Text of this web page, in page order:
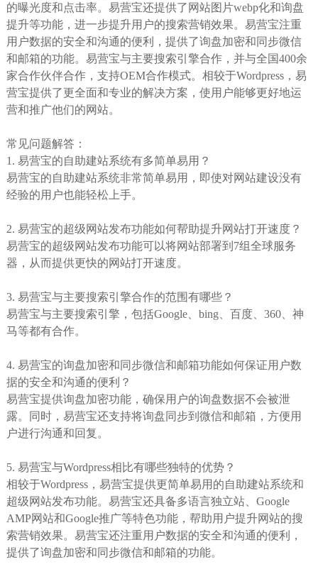
的曝光度和点击率。易营宝还提供了网站图片webp化和询盘
提升等功能，进一步提升用户的搜索营销效果。易营宝注重
用户数据的安全和沟通的便利，提供了询盘加密和同步微信
和邮箱的功能。易营宝与主要搜索引擎合作，并与全国400余
家合作伙伴合作，支持OEM合作模式。相较于Wordpress，易
营宝提供了更全面和专业的解决方案，使用户能够更好地运
营和推广他们的网站。
常见问题解答：
1. 易营宝的自助建站系统有多简单易用？
易营宝的自助建站系统非常简单易用，即使对网站建设没有
经验的用户也能轻松上手。
2. 易营宝的超级网站发布功能如何帮助提升网站打开速度？
易营宝的超级网站发布功能可以将网站部署到7组全球服务
器，从而提供更快的网站打开速度。
3. 易营宝与主要搜索引擎合作的范围有哪些？
易营宝与主要搜索引擎，包括Google、bing、百度、360、神
马等都有合作。
4. 易营宝的询盘加密和同步微信和邮箱功能如何保证用户数
据的安全和沟通的便利？
易营宝提供询盘加密功能，确保用户的询盘数据不会被泄
露。同时，易营宝还支持将询盘同步到微信和邮箱，方便用
户进行沟通和回复。
5. 易营宝与Wordpress相比有哪些独特的优势？
相较于Wordpress，易营宝提供更简单易用的自助建站系统和
超级网站发布功能。易营宝还具备多语言独立站、Google
AMP网站和Google推广等特色功能，帮助用户提升网站的搜
索营销效果。易营宝还注重用户数据的安全和沟通的便利，
提供了询盘加密和同步微信和邮箱的功能。